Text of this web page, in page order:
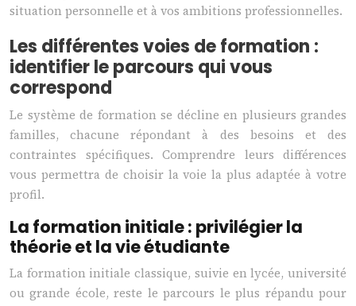
situation personnelle et à vos ambitions professionnelles.
Les différentes voies de formation :
identifier le parcours qui vous
correspond
Le système de formation se décline en plusieurs grandes
familles, chacune répondant à des besoins et des
contraintes spécifiques. Comprendre leurs différences
vous permettra de choisir la voie la plus adaptée à votre
profil.
La formation initiale : privilégier la
théorie et la vie étudiante
La formation initiale classique, suivie en lycée, université
ou grande école, reste le parcours le plus répandu pour